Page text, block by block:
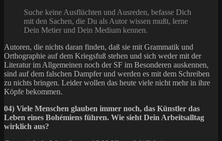
Suche keine Ausflüchten und Ausreden, befasse Dich
mit den Sachen, die Du als Autor wissen mußt, lerne
Dein Metier und Dein Medium kennen.
Autoren, die nichts daran finden, daß sie mit Grammatik und
Orthographie auf dem Kriegsfuß stehen und sich weder mit der
Literatur im Allgemeinen noch der SF im Besonderen auskennen,
sind auf dem falschen Dampfer und werden es mit dem Schreiben
zu nichts bringen. Leider wollen das heute viele nicht mehr in ihre
Köpfe bekommen.
04) Viele Menschen glauben immer noch, das Künstler das
Leben eines Bohémiens führen. Wie sieht Dein Arbeitsalltag
wirklich aus?